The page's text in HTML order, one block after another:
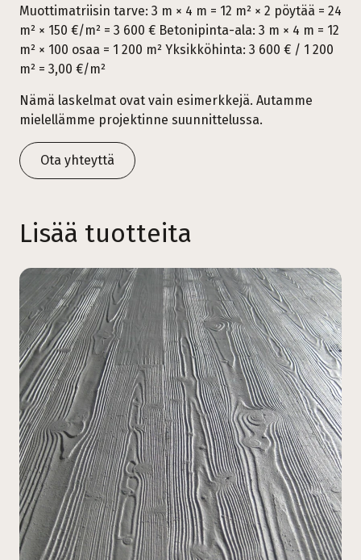
Muottimatriisin tarve: 3 m × 4 m = 12 m² × 2 pöytää = 24
m² × 150 €/m² = 3 600 € Betonipinta-ala: 3 m × 4 m = 12
m² × 100 osaa = 1 200 m² Yksikköhinta: 3 600 € / 1 200
m² = 3,00 €/m²
Nämä laskelmat ovat vain esimerkkejä. Autamme
mielellämme projektinne suunnittelussa.
Ota yhteyttä
Lisää tuotteita